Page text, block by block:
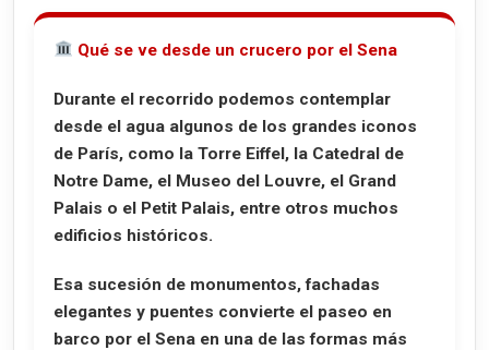
Qué se ve desde un crucero por el Sena
Durante el recorrido podemos contemplar
desde el agua algunos de los grandes iconos
de París, como la Torre Eiffel, la Catedral de
Notre Dame, el Museo del Louvre, el Grand
Palais o el Petit Palais, entre otros muchos
edificios históricos.
Esa sucesión de monumentos, fachadas
elegantes y puentes convierte el paseo en
barco por el Sena en una de las formas más